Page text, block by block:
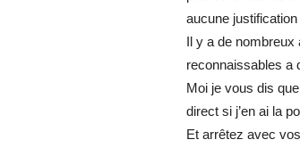
aucune
Il y a de nombreux
reconnaissables a
Moi je vous dis
direct si j’en ai la
Et arrêtez avec